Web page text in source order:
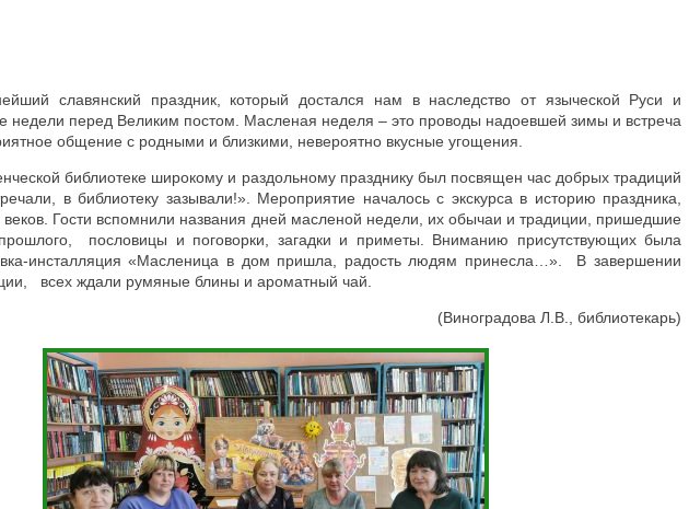
славянский праздник, который достался нам в наследство от языческой Руси и
недели перед Великим постом. Масленая неделя – это проводы надоевшей зимы и встреча
общение с родными и близкими, невероятно вкусные угощения.
библиотеке широкому и раздольному празднику был посвящен час добрых традиций
в библиотеку зазывали!». Мероприятие началось с экскурса в историю праздника,
веков. Гости вспомнили названия дней масленой недели, их обычаи и традиции, пришедшие
пословицы и поговорки, загадки и приметы. Вниманию присутствующих была
инсталляция «Масленица в дом пришла, радость людям принесла…». В завершении
всех ждали румяные блины и ароматный чай.
(Виноградова Л.В., библиотекарь)